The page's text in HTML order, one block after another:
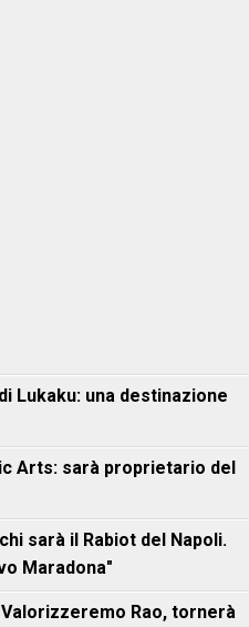
Lukaku: una destinazione
Arts: sarà proprietario del
sarà il Rabiot del Napoli.
Maradona"
Rao, tornerà